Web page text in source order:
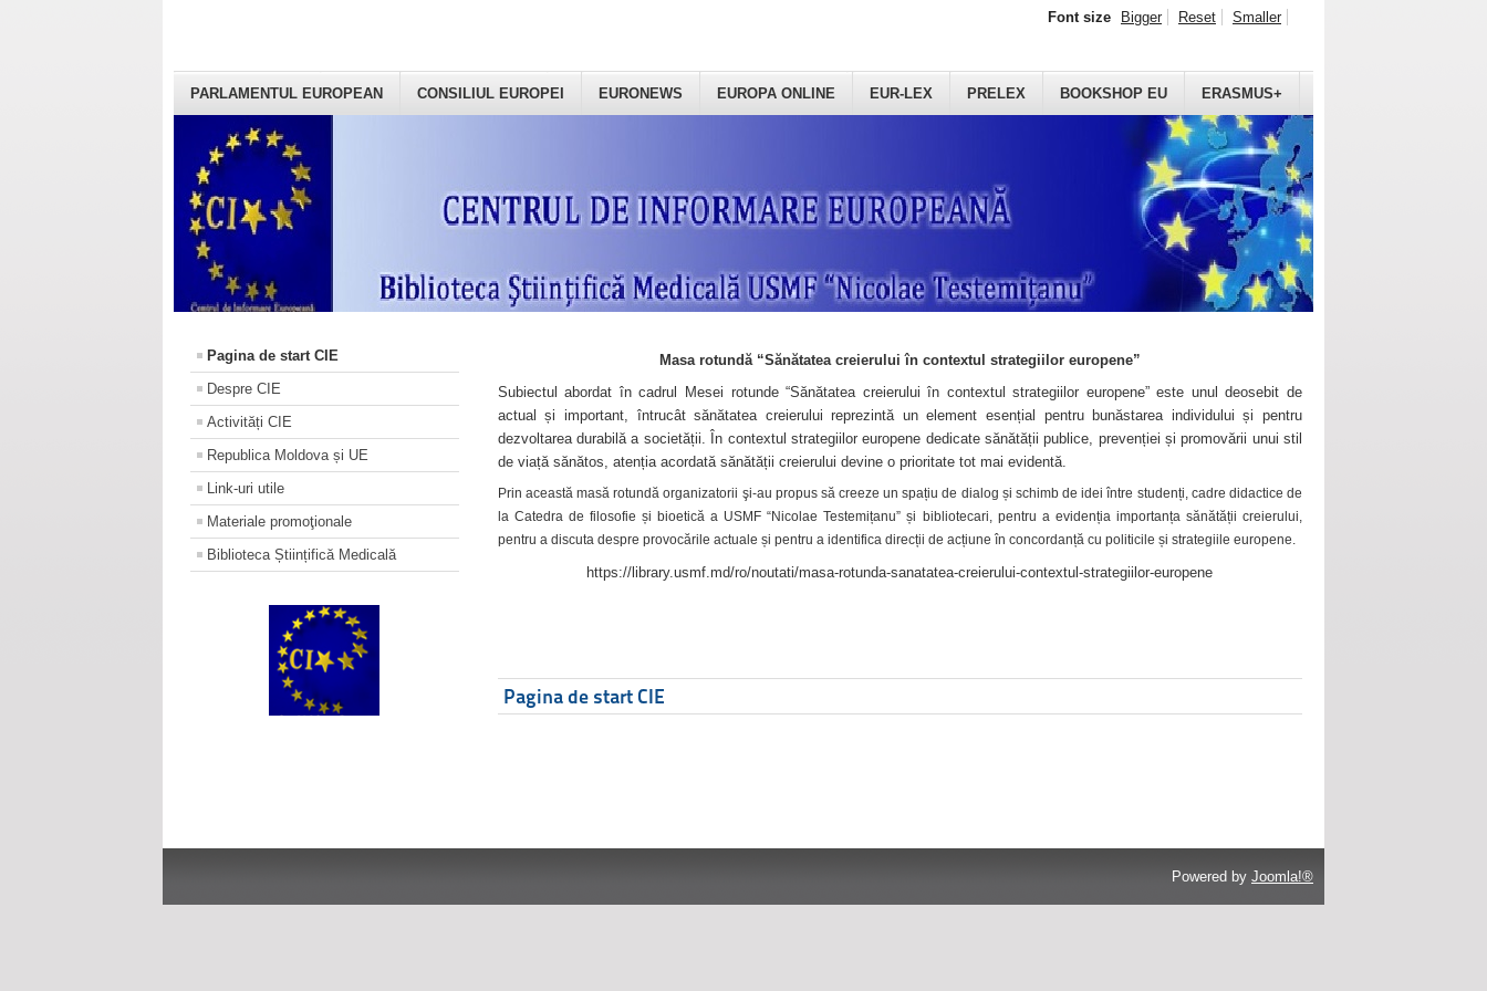
PARLAMENTUL EUROPEAN CONSILIUL EUROPEI EURONEWS EUROPA ONLINE EUR-LEX PRELEX BOOKSHOP EU ERASMUS+
Font size Bigger Reset Smaller
Pagina de start CIE
Despre CIE
Activități CIE
Republica Moldova și UE
Link-uri utile
Materiale promoţionale
Biblioteca Științifică Medicală
Masa rotundă “Sănătatea creierului în contextul strategiilor europene”
Subiectul abordat în cadrul Mesei rotunde “Sănătatea creierului în contextul strategiilor europene” este unul deosebit de
actual și important, întrucât sănătatea creierului reprezintă un element esențial pentru bunăstarea individului și pentru
dezvoltarea durabilă a societății. În contextul strategiilor europene dedicate sănătății publice, prevenției și promovării unui stil
de viață sănătos, atenția acordată sănătății creierului devine o prioritate tot mai evidentă.
Prin această masă rotundă organizatorii şi-au propus să creeze un spațiu de dialog și schimb de idei între studenți, cadre didactice de
la Catedra de filosofie și bioetică a USMF “Nicolae Testemițanu” și bibliotecari, pentru a evidenția importanța sănătății creierului,
pentru a discuta despre provocările actuale și pentru a identifica direcții de acțiune în concordanță cu politicile și strategiile europene.
https://library.usmf.md/ro/noutati/masa-rotunda-sanatatea-creierului-contextul-strategiilor-europene
Pagina de start CIE
Powered by Joomla!®